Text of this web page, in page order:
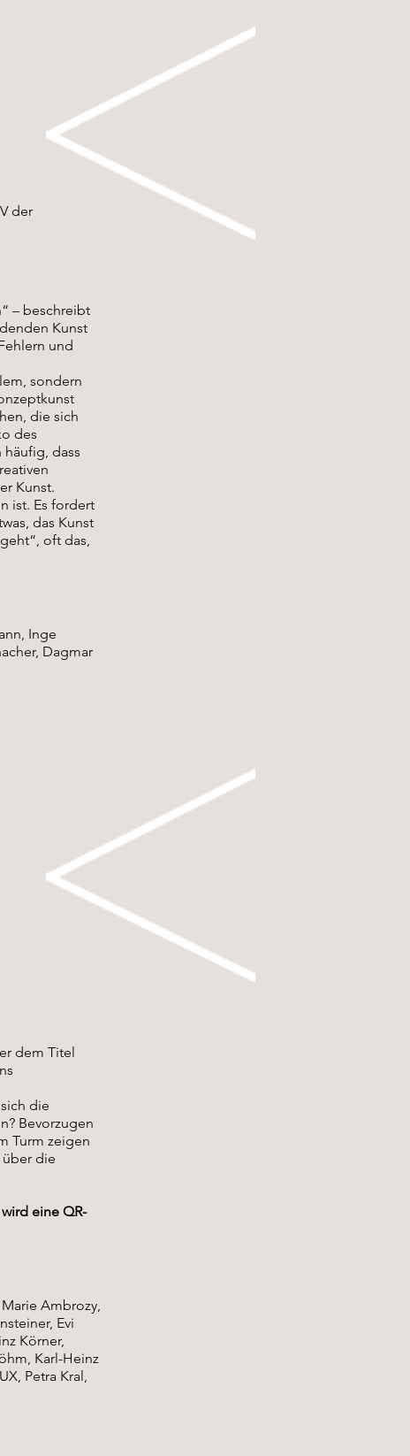
der
– beschreibt
Kunst
und
sondern
die sich
des
dass
Kunst.
ist. Es fordert
das Kunst
oft das,
Inge
Dagmar
dem Titel
die
Bevorzugen
Turm zeigen
die
eine QR-
Ambrozy,
Evi
Körner,
Karl-Heinz
Petra Kral,